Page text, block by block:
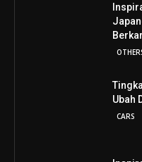
Ubah
CARS